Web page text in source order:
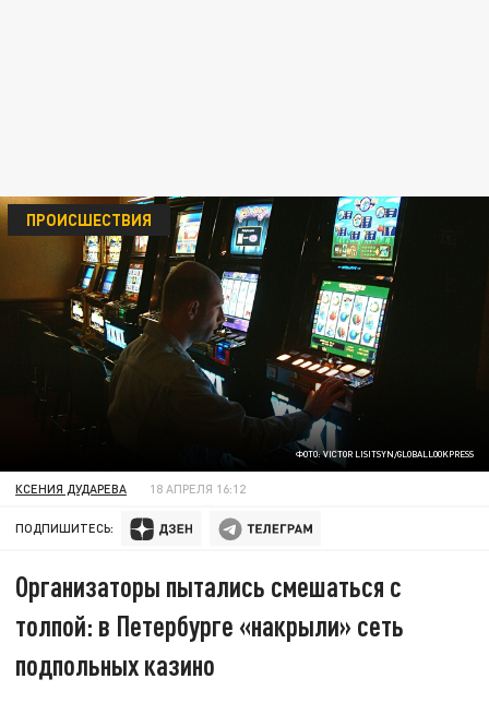
ФОТО: VICTOR LISITSYN/GLOBALLOOKPRESS
ПРОИСШЕСТВИЯ
КСЕНИЯ ДУДАРЕВА 18 АПРЕЛЯ 16:12
ПОДПИШИТЕСЬ:
Организаторы пытались смешаться с
толпой: в Петербурге «накрыли» сеть
подпольных казино